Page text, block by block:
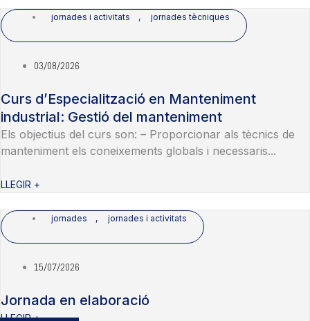
jornades i activitats , jornades tècniques
03/08/2026
Curs d’Especialització en Manteniment
industrial: Gestió del manteniment
Els objectius del curs son: – Proporcionar als tècnics de
manteniment els coneixements globals i necessaris...
LLEGIR +
jornades , jornades i activitats
15/07/2026
Jornada en elaboració
LLEGIR +